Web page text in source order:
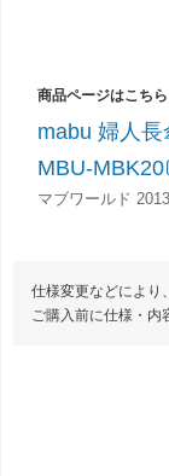
mabu 婦人
MBU-MBK20
マブワールド
仕様変更などにより
ご購入前に仕様・内